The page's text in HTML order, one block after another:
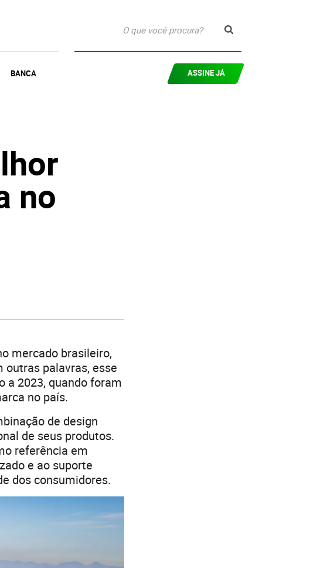
BANCA ASSINE JÁ
no
mercado brasileiro,
outras palavras, esse
a 2023, quando foram
no país.
de design
de seus produtos.
referência em
e ao suporte
dos consumidores.